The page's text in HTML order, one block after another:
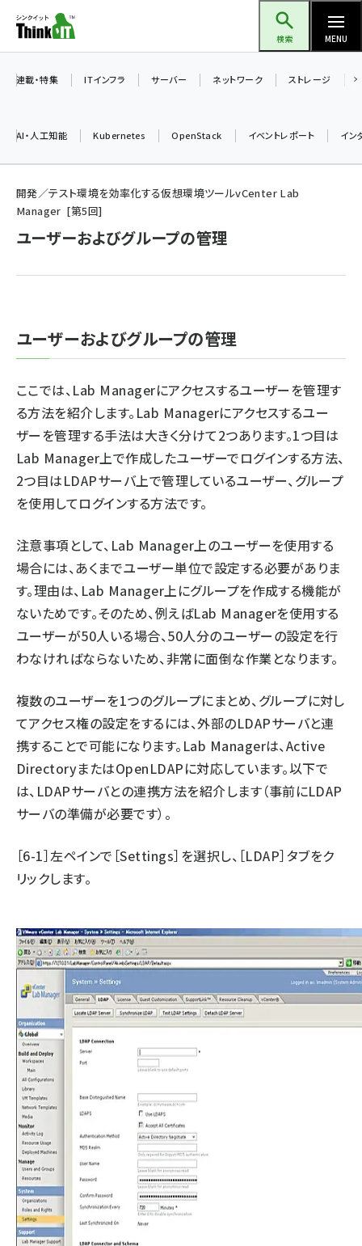
ン
ツ
検索 MENU
加藤銘のチーム貢献～仲間と築いた勝利の絆～ (2308)
iot女子会 (2273)
北海道をのんびり旅する晴山佳須夫のヒント集！ (2025)
genai (1477)
abc123 (1352)
ai crunch (1348)
連載・特集 ITインフラ サーバー ネットワーク ストレージ
AI・人工知能 Kubernetes OpenStack イベントレポート イン
開発／テスト環境を効率化する仮想環境ツールvCenter Lab
Manager
第5回
ユーザーおよびグループの管理
ユーザーおよびグループの管理
ここでは、Lab Managerにアクセスするユーザーを管理す
る方法を紹介します。Lab Managerにアクセスするユー
ザーを管理する手法は大きく分けて2つあります。1つ目は
Lab Manager上で作成したユーザーでログインする方法、
2つ目はLDAPサーバ上で管理しているユーザー、グループ
を使用してログインする方法です。
注意事項として、Lab Manager上のユーザーを使用する
場合には、あくまでユーザー単位で設定する必要がありま
す。理由は、Lab Manager上にグループを作成する機能が
ないためです。そのため、例えばLab Managerを使用する
ユーザーが50人いる場合、50人分のユーザーの設定を行
わなければならないため、非常に面倒な作業となります。
複数のユーザーを1つのグループにまとめ、グループに対し
てアクセス権の設定をするには、外部のLDAPサーバと連
携することで可能になります。Lab Managerは、Active
DirectoryまたはOpenLDAPに対応しています。以下で
は、LDAPサーバとの連携方法を紹介します（事前にLDAP
サーバの準備が必要です）。
［6-1］左ペインで［Settings］を選択し、［LDAP］タブをク
リックします。